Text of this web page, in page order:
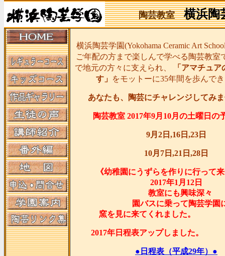
陶芸教室 横浜陶
横浜陶芸学園(Yokohama Ceramic Art
ご年配の方まで楽しんで学べる陶芸教室
で地元の方々に支えられ、
「アマチュ
す」
をモットーに35年間を歩んで
あなたも、陶芸にチャレンジしてみ
陶芸教室 2017年9月10月の土曜日の
9月2日,16日,23日
10月7日,21日,28日
《幼稚園にうずらを作りに行って
2017年1月12日
教室にも興味深々
園バスに乗って陶芸学園
窯を見に来てくれま
2017年日程表アップし
●日程表（平成29年）●